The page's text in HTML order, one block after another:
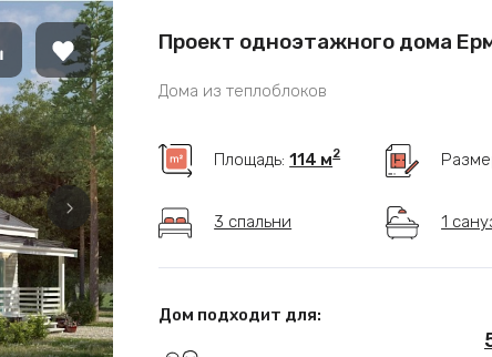
Проект одноэтажного дома
Дома из теплоблоков
Площадь:114 м2
3 спальни 1
Дом подходит для: